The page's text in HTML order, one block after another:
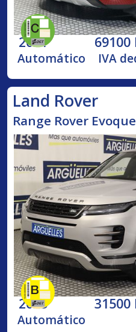
2021 69100
Automático IVA
Land Rover
Range Rover
2025 31500
Automático